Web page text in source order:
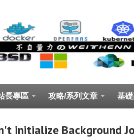
長專區 攻略/系列文章 基
initialize Background